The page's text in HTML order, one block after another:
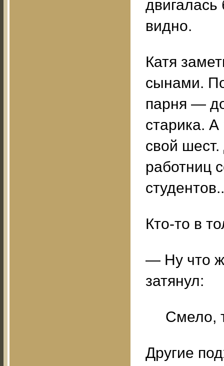
видно.
Катя
сынами.
парня —
старика.
свой
работниц
Кто-то в
— Ну что
затянул:
Смело,
Другие